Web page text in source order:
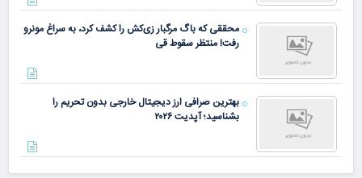
محققی که باگ مرگبار زی‌کش را کشف کرد، به سراغ مونرو
رفت! منتظر سقوط قی
بهترین صرافی ارز دیجیتال خارجی بدون تحریم را
بشناسید؛ آپدیت ۲۰۲۶